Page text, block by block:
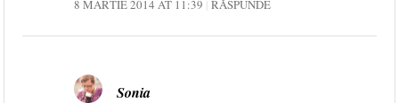
8 MARTIE 2014 AT 11:39 RĂSPUNDE
Sonia